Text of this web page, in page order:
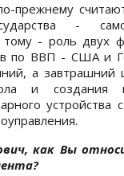
прежнему
-
- роль двух
по ВВП - США и
а завтрашний
и создания
устройства
, как Вы